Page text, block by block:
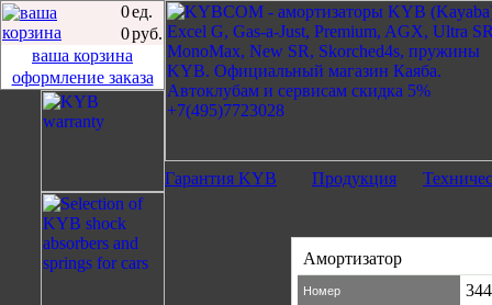
0ед.
0руб.
ваша корзина
оформление заказа
Гарантия KYB Продукция
Амортизатор
Номер